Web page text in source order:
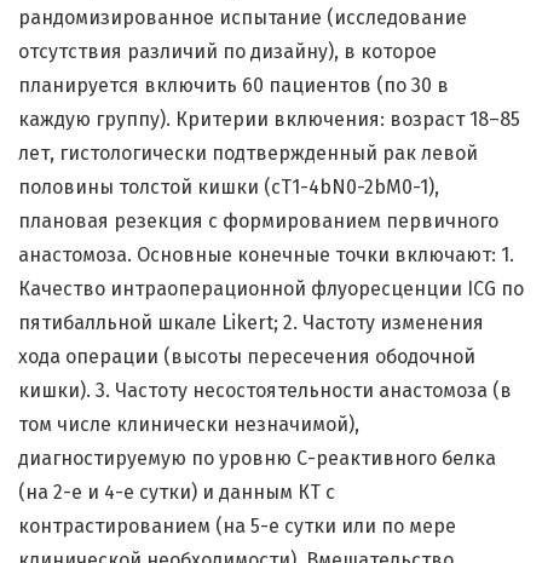
рандомизированное испытание (исследование
отсутствия различий по дизайну), в которое
планируется включить 60 пациентов (по 30 в
каждую группу). Критерии включения: возраст 18–85
лет, гистологически подтвержденный рак левой
половины толстой кишки (cT1-4bN0-2bM0-1),
плановая резекция с формированием первичного
анастомоза. Основные конечные точки включают: 1.
Качество интраоперационной флуоресценции ICG по
пятибалльной шкале Likert; 2. Частоту изменения
хода операции (высоты пересечения ободочной
кишки). 3. Частоту несостоятельности анастомоза (в
том числе клинически незначимой),
диагностируемую по уровню С-реактивного белка
(на 2-е и 4-е сутки) и данным КТ с
контрастированием (на 5-е сутки или по мере